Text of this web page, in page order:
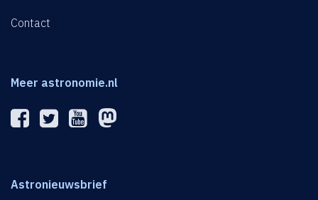
Contact
Meer astronomie.nl
Astronieuwsbrief